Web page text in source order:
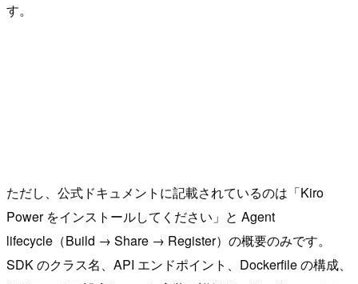
す。
ただし、公式ドキュメントに記載されているのは「Kiro
Power をインストールしてください」と Agent
lifecycle（Build → Share → Register）の概要のみです。
SDK のクラス名、API エンドポイント、Dockerfile の構成、